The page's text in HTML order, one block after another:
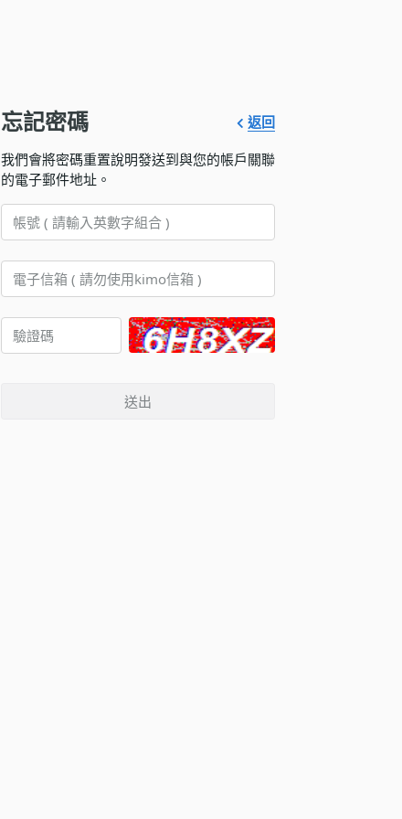
忘記密碼 返回
我們會將密碼重置說明發送到與您的帳戶關聯
的電子郵件地址。
送出